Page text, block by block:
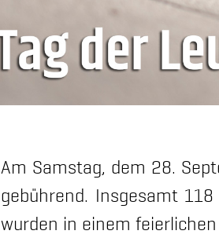
Am Samstag, dem 28.
gebührend. Insgesamt
wurden in einem